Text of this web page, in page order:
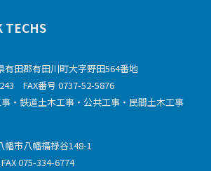
TECHS
有田郡有田川町大字野田564番地
FAX番号 0737-52-5876
鉄道土木工事 公共工事 民間土木工事
幡市八幡福禄谷148-1
FAX 075-334-6774